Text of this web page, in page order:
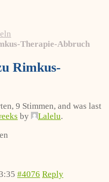
Therapie-Abbruch
Rimkus-
9 Stimmen, and was last
by Lalelu.
#4076 Reply